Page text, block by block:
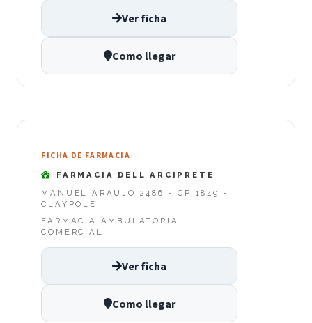
Ver ficha
Como llegar
FICHA DE FARMACIA
FARMACIA DELL ARCIPRETE
MANUEL ARAUJO 2486 - CP 1849 -
CLAYPOLE
FARMACIA AMBULATORIA
COMERCIAL
Ver ficha
Como llegar